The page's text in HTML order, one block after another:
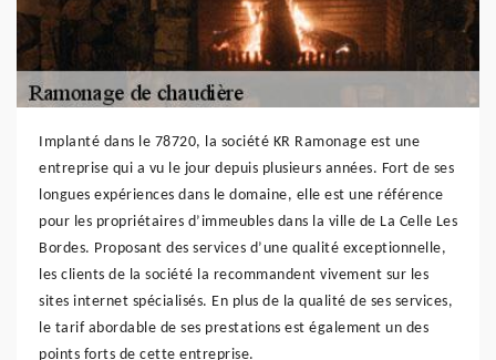
Implanté dans le 78720, la société KR Ramonage est une
entreprise qui a vu le jour depuis plusieurs années. Fort de ses
longues expériences dans le domaine, elle est une référence
pour les propriétaires d’immeubles dans la ville de La Celle Les
Bordes. Proposant des services d’une qualité exceptionnelle,
les clients de la société la recommandent vivement sur les
sites internet spécialisés. En plus de la qualité de ses services,
le tarif abordable de ses prestations est également un des
points forts de cette entreprise.